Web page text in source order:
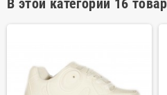
В этой категории 16